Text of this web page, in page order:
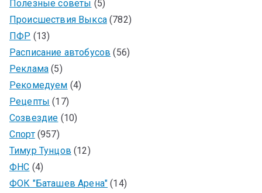
Полезные советы (5)
Происшествия Выкса(782)
ПФР (13)
Расписание автобусов (56)
Реклама (5)
Рекомедуем (4)
Рецепты (17)
Созвездие (10)
Спорт(957)
Тимур Тунцов (12)
ФНС (4)
ФОК "Баташев Арена" (14)